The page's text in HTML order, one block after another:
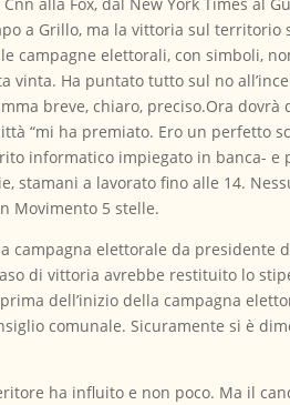
alla Fox, dal New York Times al
a Grillo, ma la vittoria sul territorio
elettorali, con simboli,
vinta. Ha puntato tutto sul no
breve, chiaro, preciso.Ora
“mi ha premiato. Ero un perfetto
informatico impiegato in banca-
stamani a lavorato fino alle 14.
Movimento 5 stelle.
campagna elettorale da presidente
di vittoria avrebbe restituito lo
dell’inizio della campagna
comunale. Sicuramente si è
ha influito e non poco. Ma il